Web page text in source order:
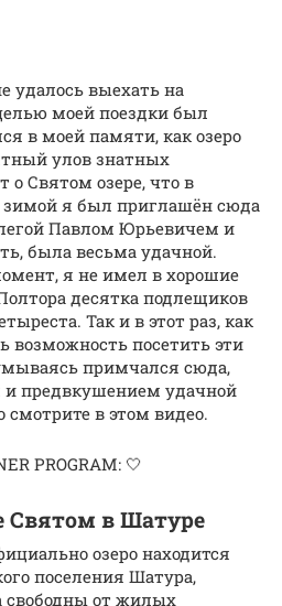
удалось выехать на
моей поездки был
в моей памяти, как озеро
улов знатных
о Святом озере, что в
я был приглашён сюда
Павлом Юрьевичем и
была весьма удачной.
я не имел в хорошие
десятка подлещиков
Так и в этот раз, как
возможность посетить эти
примчался сюда,
предвкушением удачной
в этом видео.
PROGRAM: 🤍
Святом в Шатуре
озеро находится
поселения Шатура,
свободны от жилых